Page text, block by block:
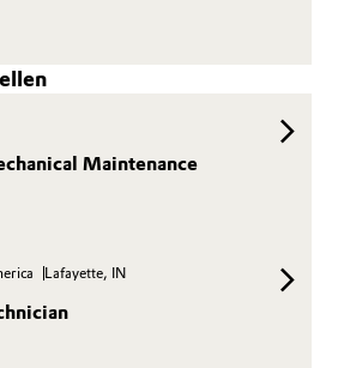
Maintenance
Lafayette, IN